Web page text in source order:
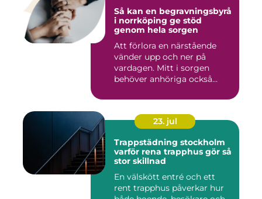
Så kan en begravningsbyrå
i norrköping ge stöd
genom hela sorgen
Att förlora en närstående
vänder upp och ner på
vardagen. Mitt i sorgen
behöver anhöriga också
23. jul
Trappstädning stockholm
varför rena trapphus gör så
stor skillnad
En välskött entré och ett
rent trapphus påverkar hur